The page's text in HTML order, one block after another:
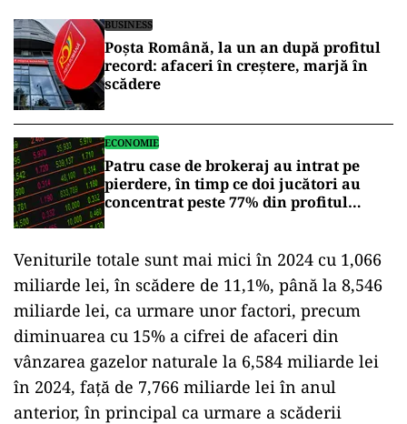
BUSINESS
Poșta Română, la un an după profitul
record: afaceri în creștere, marjă în
scădere
ECONOMIE
Patru case de brokeraj au intrat pe
pierdere, în timp ce doi jucători au
concentrat peste 77% din profitul
Veniturile totale sunt mai mici în 2024 cu 1,066
miliarde lei, în scădere de 11,1%, până la 8,546
miliarde lei, ca urmare unor factori, precum
diminuarea cu 15% a cifrei de afaceri din
vânzarea gazelor naturale la 6,584 miliarde lei
în 2024, față de 7,766 miliarde lei în anul
anterior, în principal ca urmare a scăderii